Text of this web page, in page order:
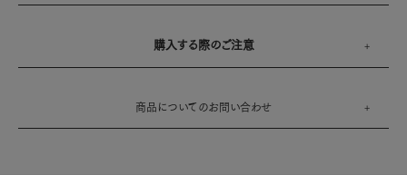
購入する際のご注意
商品についてのお問い合わせ